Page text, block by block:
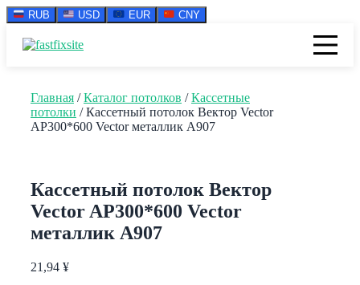
RUB USD EUR CNY
Главная /Каталог потолков /Кассетные
потолки / Кассетный потолок Вектор Vector
AP300*600 Vector металлик А907
Кассетный потолок Вектор
Vector AP300*600 Vector
металлик А907
21,94 ¥